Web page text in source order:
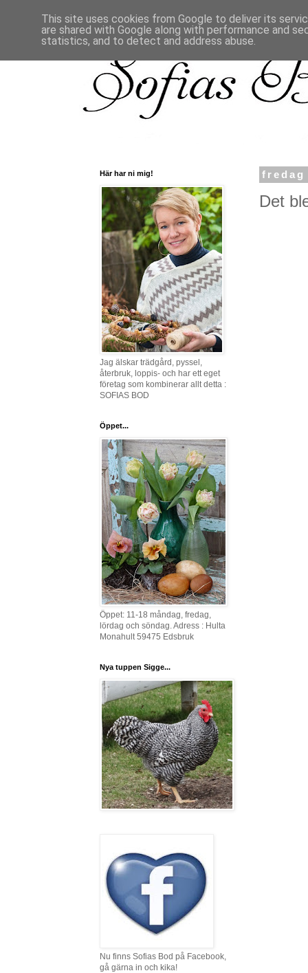
fredag
Det
Här har ni mig!
Jag älskar trädgård, pyssel,
återbruk, loppis- och har ett eget
företag som kombinerar allt detta :
SOFIAS BOD
Öppet...
Öppet: 11-18 måndag, fredag,
lördag och söndag. Adress : Hulta
Monahult 59475 Edsbruk
Nya tuppen Sigge...
Nu finns Sofias Bod på Facebook,
gå gärna in och kika!
This site uses cookies from Google to deliver its
are shared with Google along with performance and
statistics, and to detect and address abuse.